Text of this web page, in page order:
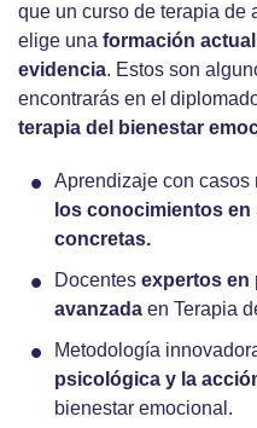
que un curso de terapia de
elige una formación
evidencia. Estos son
encontrarás en el
terapia del bienestar
Aprendizaje con casos
los conocimientos
concretas.
Docentes expertos en
avanzada en Terapia
Metodología
psicológica y la
bienestar emocional.